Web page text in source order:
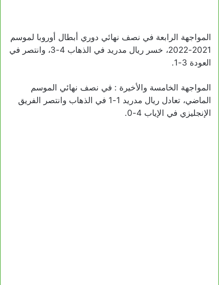
المواجهة الرابعة في نصف نهائي دوري أبطال أوروبا لموسم
2021-2022، خسر ريال مدريد في الذهاب 4-3، وانتصر في
العودة 3-1.
المواجهة الخامسة والأخيرة : في نصف نهائي الموسم
الماضي، تعادل ريال مدريد 1-1 في الذهاب وانتصر الفريق
الإنجليزي في الإياب 4-0.